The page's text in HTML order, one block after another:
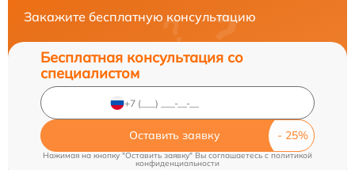
Закажите бесплатную консультацию
Бесплатная консультация со
специалистом
Оставить заявку
Нажимая на кнопку "Оставить заявку" Вы соглашаетесь c политикой
конфиденциальности